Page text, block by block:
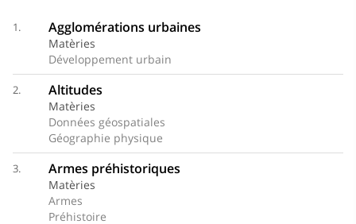
1. Agglomérations urbaines
Matèries
Développement urbain
2. Altitudes
Matèries
Données géospatiales
Géographie physique
3. Armes préhistoriques
Matèries
Armes
Préhistoire